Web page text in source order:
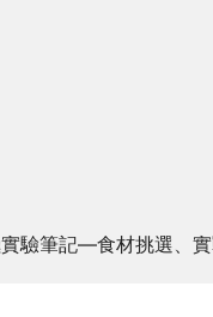
驗筆記—食材挑選、